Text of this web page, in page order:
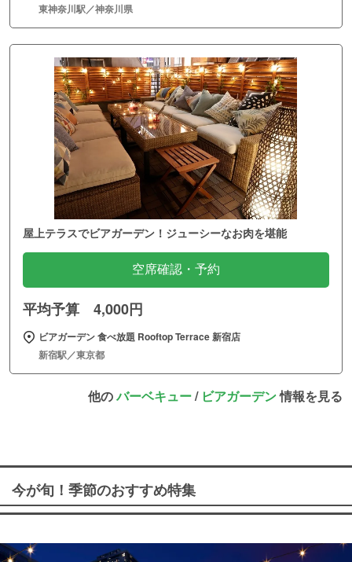
東神奈川駅／神奈川県
屋上テラスでビアガーデン！ジューシーなお肉を堪能
空席確認・予約
平均予算 4,000円
ビアガーデン 食べ放題 Rooftop Terrace 新宿店
新宿駅／東京都
他のバーベキュー/ ビアガーデン情報を見る
今が旬！季節のおすすめ特集